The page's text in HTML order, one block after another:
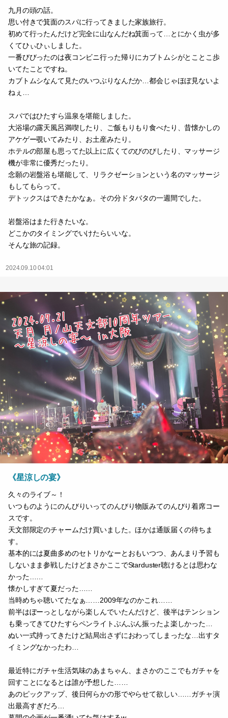
九月の頭の話。
思い付きで箕面のスパに行ってきました家族旅行。
初めて行ったんだけど完全に山なんだね箕面って…とにかく虫が多
くてひぃひぃしました。
一番びびったのは夜コンビニ行った帰りにカブトムシがとことこ歩
いてたことですね。
カブトムシなんて見たのいつぶりなんだか…都会じゃほぼ見ないよ
ねぇ…
スパではひたすら温泉を堪能しました。
大浴場の露天風呂満喫したり、ご飯もりもり食べたり、昔懐かしの
アケゲー覗いてみたり、お土産みたり。
ホテルの部屋も思ってた以上に広くてのびのびしたり、マッサージ
機が非常に優秀だったり。
念願の岩盤浴も堪能して、リラクゼーションという名のマッサージ
もしてもらって。
デトックスはできたかなぁ。その分ドタバタの一週間でした。
岩盤浴はまた行きたいな。
どこかのタイミングでいけたらいいな。
そんな旅の記録。
2024.09.10 04:01
《星涼しの宴》
久々のライブ～！
いつものようにのんびりいってのんびり物販みてのんびり着席コー
スです。
天文部限定のチャームだけ買いました。ほかは通販届くの待ちま
す。
基本的には夏曲多めのセトリかなーとおもいつつ、あんまり予習も
しないまま参戦したけどまさかここでStarduster聴けるとは思わな
かった……
懐かしすぎて夏だった……
当時めちゃ聴いてたなぁ……2009年なのかこれ……
前半はぼーっとしながら楽しんでいたんだけど、後半はテンション
も乗ってきてひたすらペンライトぶんぶん振ったよ楽しかった…
ぬい一式持ってきたけど結局出さずにおわってしまったな…出すタ
イミングなかったわ…
最近特にガチャ生活気味のあまちゃん、まさかのここでもガチャを
回すことになるとは誰が予想した……
あのピックアップ、後日何らかの形でやらせて欲しい……ガチャ演
出最高すぎだろ…